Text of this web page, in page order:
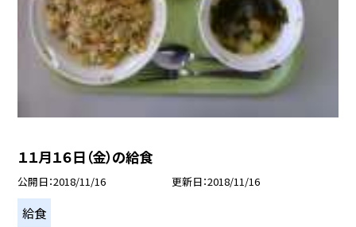
１１月１６日（金）の給食
公開日 2018/11/16 更新日 2018/11/16
給食